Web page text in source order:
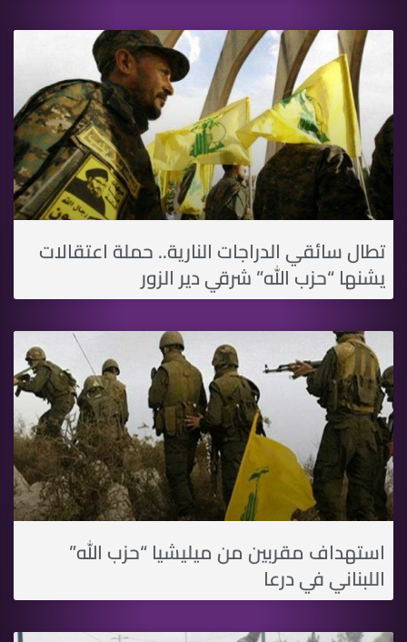
تطال سائقي الدراجات النارية.. حملة اعتقالات
يشنها “حزب الله” شرقي دير الزور
استهداف مقربين من ميليشيا “حزب الله”
اللبناني في درعا